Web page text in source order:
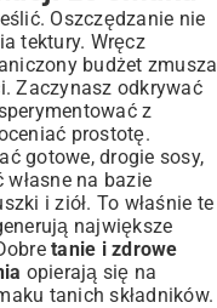
Oszczędzanie nie
tektury. Wręcz
budżet zmusza
Zaczynasz odkrywać
z
prostotę.
gotowe, drogie sosy,
na bazie
i ziół. To właśnie te
największe
tanie i zdrowe
opierają się na
tanich składników.